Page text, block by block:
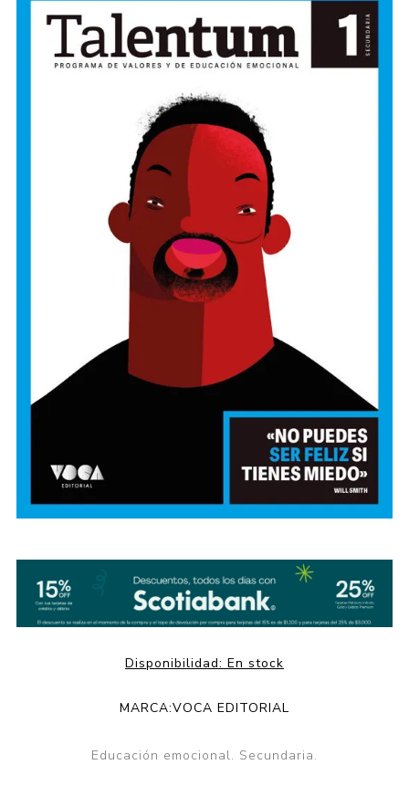
Disponibilidad: En stock
MARCA:VOCA EDITORIAL
Educación emocional. Secundaria.